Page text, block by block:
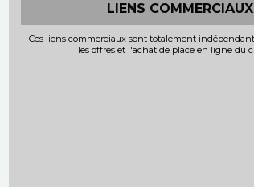
LIENS COMMERCIAUX
Ces liens commerciaux sont totalement
les offres et l'achat de place en ligne du